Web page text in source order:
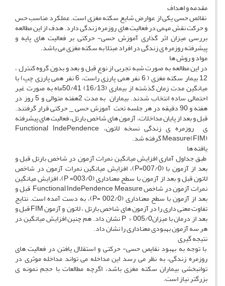
مقدمه و اهداف
نقائص حسی یکی از عوارض شایع سکته مغزی است. عملکرد مناسب حس
و حرکت نقش مهمی در فعالیت های روزمره زندگی دارد. هدف از این مطالعه
بررسی میزان اثر گذاری آموزش حسی- حرکتی بر فعالیت های پایه و
پیشرفته روزمره ی زندگی در افراد مبتلا به سکته مغزی می باشد.
مواد و روش ها
در این مطالعه به صورت شبه تجربی از نوع قبل و بعد و بدون گروه کنترل ،
12 بیمار سکته مغزی ( 6 نفر همی پارزی راست، 6 نفر همی پارزی چپ) با
میانگین مدت زمان گذشته از بیماری (16/13) 50/41ماه به صورت غیر
احتمالی ساده انتخاب شدند. بیماران به مدت 2هفته متوالی و 5 روز در
هفته و 90 دقیقه در هر جلسه تحت آموزش حسی _ حرکتی قرار گرفتند.
قبل و بعد از پایان مداخلات، آزمون های شاخص بارتل، فعالیت های پیشرفته
ی روزمره ی زندگی نسخه لاتون، Functional IndePendence
Measure(FIM) گرفته شد.
یافته ها
طبق جداول آماری افزایش میانگین نمرات آزمون در شاخص بارتل قبل و
بعد از آزمون با (007/0=P)، افزایش میانگین نمرات آزمون در شاخص
لاتون قبل و بعد از آزمون با سطح معناداری (003/0= P)، افزایش میانگین
نمرات آزمون در شاخص Functional IndePendence Measure قبل و
بعد از آزمون با سطح معناداری (002/0 =P)، به دست آمده است. نتایج
تفاوت معنی داری را در آزمون های شاخص بارتل ، لاتون و آزمون FIM قبل و
بعد از درمان با میزان005/0 < P نشان داد. هم چنین افزایش میانگین در
هر سه آزمون بهبودی معناداری را نشان داد.
نتیجه گیری
با توجه به بهبود نقایص حسی- حرکتی و استقلال یافتن در فعالیت های
روزمره زندگی، به نظر می رسد این مداخله می تواند مداخله موثری در
توانبخشی بیماران سکته مغزی باشد، اگرچه مطالعات با حجم نمونه ی
بزرگتر نیاز است.